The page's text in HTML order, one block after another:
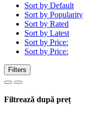
Sort by Default
Sort by Popularity
Sort by Rated
Sort by Latest
Sort by Price:
Sort by Price:
Filters
Filtrează după preț